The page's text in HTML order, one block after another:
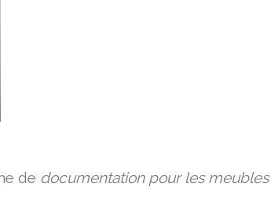
de documentation pour les